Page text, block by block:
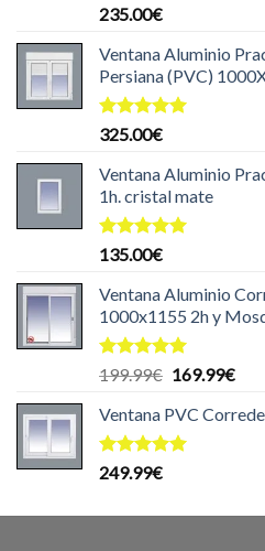
Valorado
de 5
235.00€
Ventana Aluminio
Persiana (PVC)
Valorado
de 5
325.00€
Ventana Aluminio
1h. cristal mate
Valorado
de 5
135.00€
Ventana Aluminio
1000x1155 2h y
Valorado
de 5
199.99€ El
original
era:
169.99€El
Ventana PVC
Valorado
249.99€